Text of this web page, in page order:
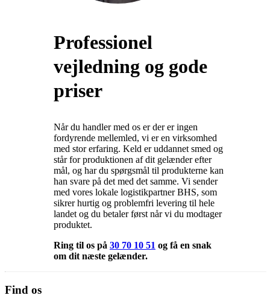
Professionel
vejledning og gode
priser
Når du handler med os er der er ingen
fordyrende mellemled, vi er en virksomhed
med stor erfaring. Keld er uddannet smed og
står for produktionen af dit gelænder efter
mål, og har du spørgsmål til produkterne kan
han svare på det med det samme. Vi sender
med vores lokale logistikpartner BHS, som
sikrer hurtig og problemfri levering til hele
landet og du betaler først når vi du modtager
produktet.
Ring til os på 30 70 10 51 og få en snak
om dit næste gelænder.
Find os